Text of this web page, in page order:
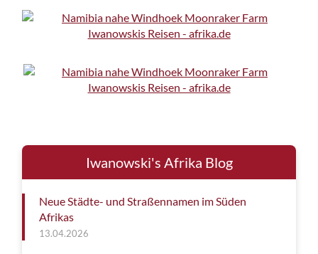
Iwanowski's Afrika Blog
Neue Städte- und Straßennamen im Süden
Afrikas
13.04.2026